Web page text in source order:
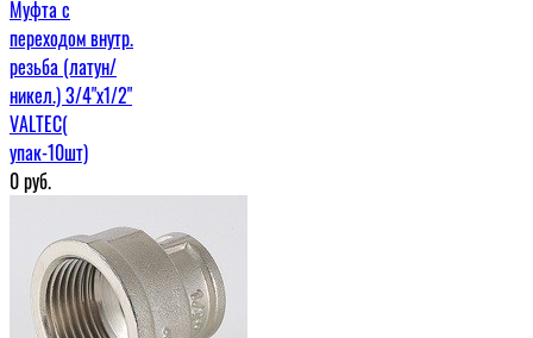
Муфта c
переходом внутр.
резьба (латун/
никел.) 3/4"х1/2"
VALTEC(
упак-10шт)
0руб.